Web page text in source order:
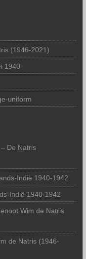
(1946-2021)
1940
uniform
De Natris
Indië 1940-1942
Indië 1940-1942
Wim de Natris
de Natris (1946-